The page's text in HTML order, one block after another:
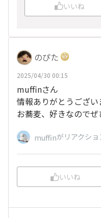
いいね
のぴた
2025/04/30 00:15
muffinさん
情報ありがとうござい
お蕎麦、好きなので
muffinがリアクショ
いいね